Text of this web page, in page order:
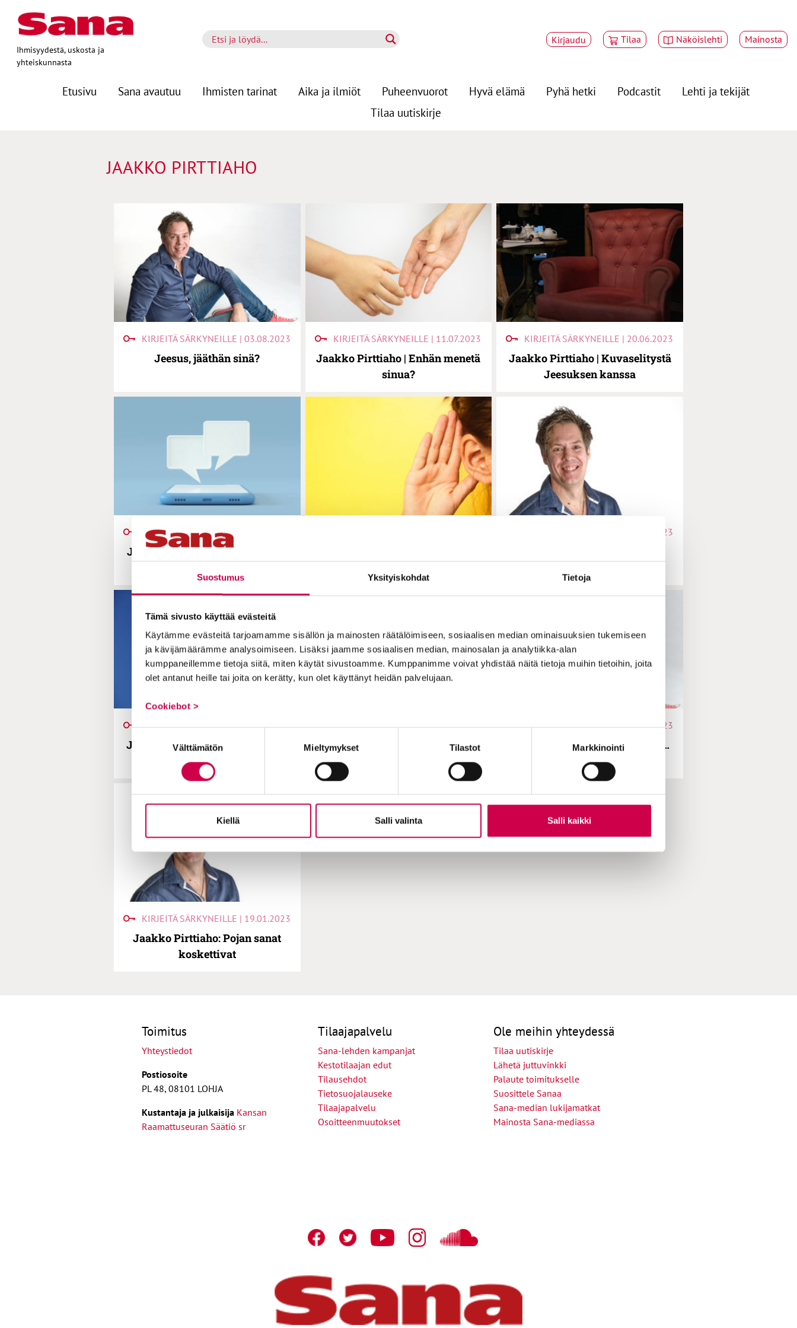
Suostumus Yksityiskohdat Tietoja
Tämä sivusto käyttää evästeitä
Käytämme evästeitä tarjoamamme sisällön ja mainosten räätälöimiseen, sosiaalisen median ominaisuuksien tukemiseen
ja kävijämäärämme analysoimiseen. Lisäksi jaamme sosiaalisen median, mainosalan ja analytiikka-alan
kumppaneillemme tietoja siitä, miten käytät sivustoamme. Kumppanimme voivat yhdistää näitä tietoja muihin tietoihin, joita
olet antanut heille tai joita on kerätty, kun olet käyttänyt heidän palvelujaan.
Cookiebot >
valinta
Välttämätön Mieltymykset Tilastot Markkinointi
Kiellä Salli valinta Salli kaikki
Ihmisyydestä, uskosta ja
yhteiskunnasta
Kirjaudu Tilaa Näköislehti Mainosta
Etusivu Sana avautuu Ihmisten tarinat Aika ja ilmiöt Puheenvuorot Hyvä elämä Pyhä hetki Podcastit
Lehti ja tekijät
Tilaa uutiskirje
JAAKKO PIRTTIAHO
KIRJEITÄ SÄRKYNEILLE | 03.08.2023
Jeesus, jääthän sinä?
KIRJEITÄ SÄRKYNEILLE | 11.07.2023
Jaakko Pirttiaho | Enhän menetä
sinua?
KIRJEITÄ SÄRKYNEILLE | 20.06.2023
Jaakko Pirttiaho | Kuvaselitystä
Jeesuksen kanssa
KIRJEITÄ SÄRKYNEILLE | 05.06.2023
Jaakko Pirttiaho | Onko Jumala
KIRJEITÄ SÄRKYNEILLE | 19.04.2023
KIRJEITÄ SÄRKYNEILLE | 28.03.2023
Jaakko Pirttiaho | Pelkään, ja en
sittenkään
KIRJEITÄ SÄRKYNEILLE | 13.03.2023
Jaakko Pirttiaho | Marian kolme
KIRJEITÄ SÄRKYNEILLE | 16.02.2023
Pirttiaho | Jos haluat olla mies…
KIRJEITÄ SÄRKYNEILLE | 19.01.2023
Jaakko Pirttiaho: Pojan sanat
koskettivat
Toimitus
Yhteystiedot
Postiosoite
PL 48, 08101 LOHJA
Kustantaja ja julkaisija Kansan
Raamattuseuran Säätiö sr
Tilaajapalvelu
Sana-lehden kampanjat
Kestotilaajan edut
Tilausehdot
Tietosuojalauseke
Tilaajapalvelu
Osoitteenmuutokset
Ole meihin yhteydessä
Tilaa uutiskirje
Lähetä juttuvinkki
Palaute toimitukselle
Suosittele Sanaa
Sana-median lukijamatkat
Mainosta Sana-mediassa